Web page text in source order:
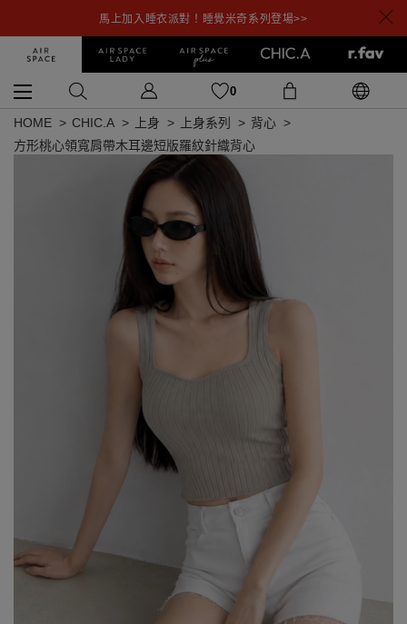
馬上加入睡衣派對！睡覺米奇系列登場>>
0
HOME CHIC.A 上身 上身系列
背心
方形桃心領寬肩帶木耳邊短版羅紋針織背心